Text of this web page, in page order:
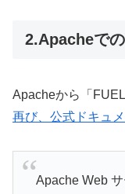
2.Apacheで
Apacheから「
再び、公式ドキュメ
Apache Web